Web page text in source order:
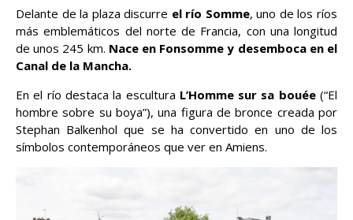
Delante de la plaza discurre el río Somme, uno de los ríos
más emblemáticos del norte de Francia, con una longitud
de unos 245 km. Nace en Fonsomme y desemboca en el
Canal de la Mancha.
En el río destaca la escultura L’Homme sur sa bouée(“El
hombre sobre su boya”), una figura de bronce creada por
Stephan Balkenhol que se ha convertido en uno de los
símbolos contemporáneos que ver en Amiens.